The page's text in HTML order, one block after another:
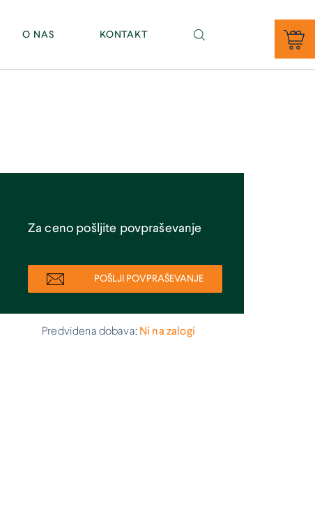
O NAS KONTAKT
Za ceno pošljite povpraševanje
POŠLJI POVPRAŠEVANJE
Predvidena dobava: Ni na zalogi